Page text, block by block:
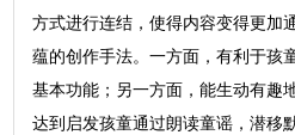
方式进行连结，使得内容变得更加
蕴的创作手法。一方面，有利于孩
基本功能；另一方面，能生动有趣
达到启发孩童通过朗读童谣，潜移